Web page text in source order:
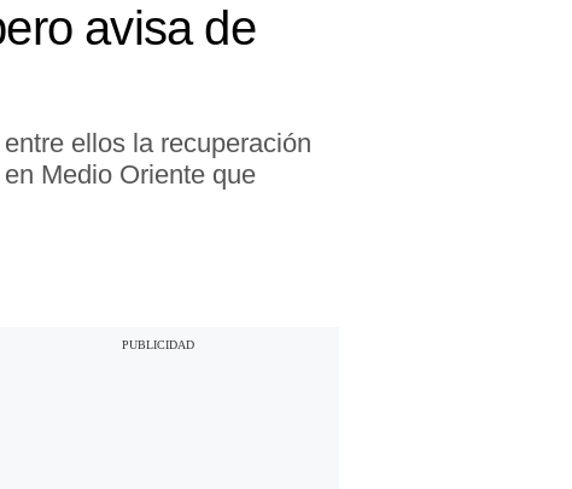
avisa de
ellos la recuperación
Medio Oriente que